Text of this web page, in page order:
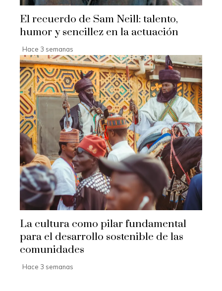
El recuerdo de Sam Neill: talento,
humor y sencillez en la actuación
Hace 3 semanas
La cultura como pilar fundamental
para el desarrollo sostenible de las
comunidades
Hace 3 semanas